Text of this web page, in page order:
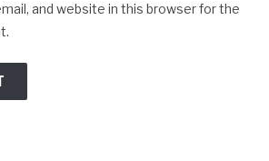
and website in this browser for the